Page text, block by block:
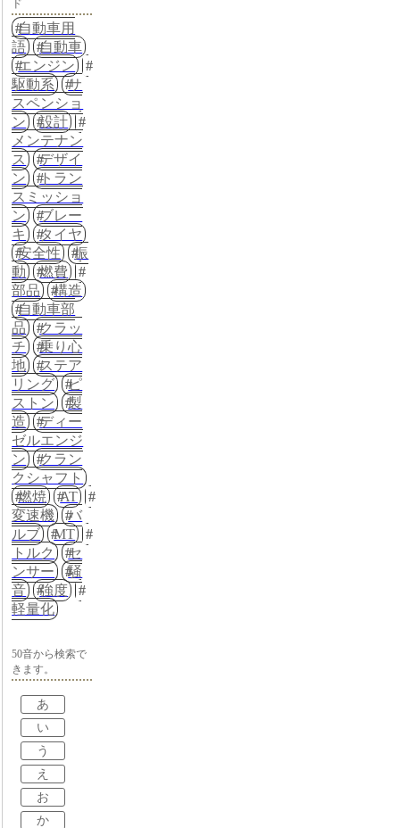
ド
自動車用
語
自動車
エンジン
駆動系
サ
スペンショ
ン
設計
メンテナン
ス
デザイ
ン
トラン
スミッショ
ン
ブレー
キ
タイヤ
安全性
振
動
燃費
部品
構造
自動車部
品
クラッ
チ
乗り心
地
ステア
リング
ピ
ストン
製
造
ディー
ゼルエンジ
ン
クラン
クシャフト
燃焼
AT
変速機
バ
ルブ
MT
トルク
セ
ンサー
騒
音
強度
軽量化
50音から検索で
きます。
あ
い
う
え
お
か